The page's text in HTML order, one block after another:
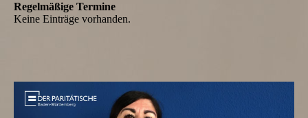
Regelmäßige Termine
Keine Einträge vorhanden.